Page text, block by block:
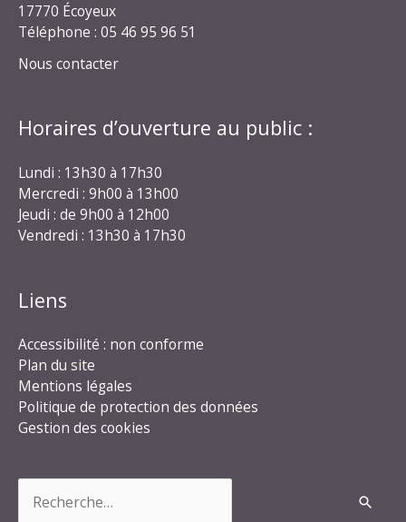
17770 Écoyeux
Téléphone : 05 46 95 96 51
Nous contacter
Horaires d’ouverture au public :
Lundi : 13h30 à 17h30
Mercredi : 9h00 à 13h00
Jeudi : de 9h00 à 12h00
Vendredi : 13h30 à 17h30
Liens
Accessibilité : non conforme
Plan du site
Mentions légales
Politique de protection des données
Gestion des cookies